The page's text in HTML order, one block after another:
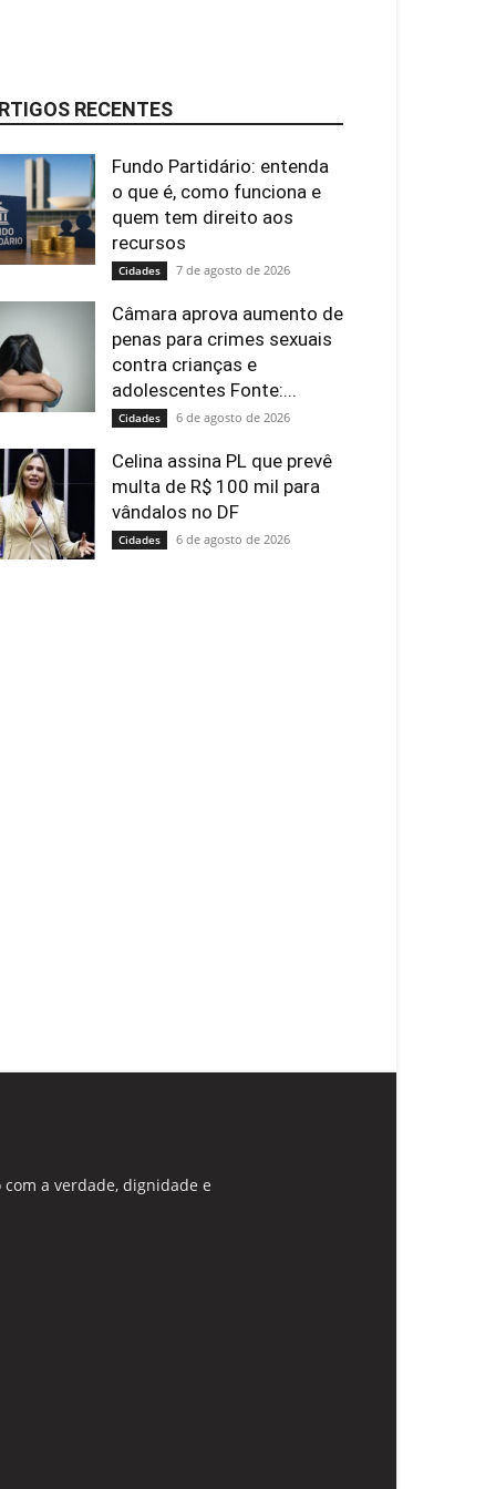
RECENTES
Fundo Partidário: entenda
o que é, como funciona e
quem tem direito aos
recursos
Cidades 7 de agosto de 2026
Câmara aprova aumento de
penas para crimes sexuais
contra crianças e
adolescentes Fonte:...
Cidades 6 de agosto de 2026
Celina assina PL que prevê
multa de R$ 100 mil para
vândalos no DF
Cidades 6 de agosto de 2026
a verdade, dignidade e